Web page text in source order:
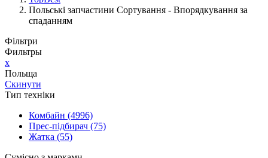
Польські запчастини Сортування - Впорядкування за
спаданням
Фільтри
Фильтры
x
Польща
Скинути
Тип техніки
Комбайн (4996)
Прес-підбирач (75)
Жатка (55)